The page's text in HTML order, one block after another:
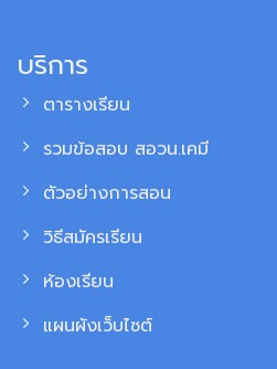
บริการ
ตารางเรียน
รวมข้อสอบ สอวน.เคมี
ตัวอย่างการสอน
วิธีสมัครเรียน
ห้องเรียน
แผนผังเว็บไซต์